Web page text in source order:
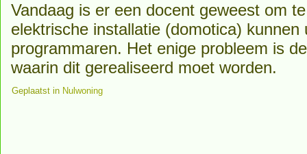
Vandaag is er een docent geweest om
elektrische installatie (domotica) kunnen
programmaren. Het enige probleem is
waarin dit gerealiseerd moet worden.
Geplaatst in Nulwoning